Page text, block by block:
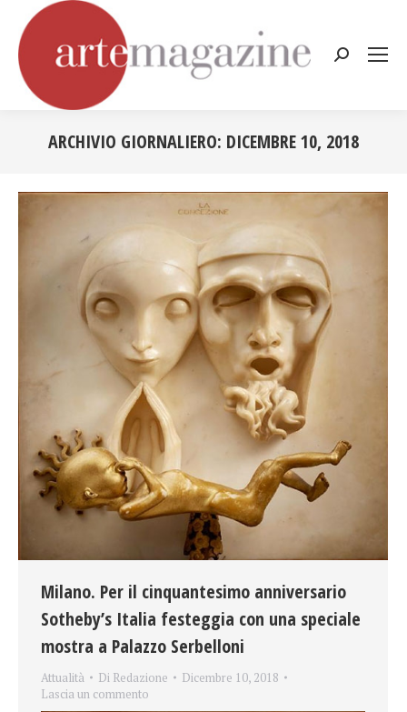
Cerca:
ARCHIVIO GIORNALIERO: DICEMBRE 10, 2018
Milano. Per il cinquantesimo anniversario
Sotheby’s Italia festeggia con una speciale
mostra a Palazzo Serbelloni
Attualità Di Redazione
Dicembre 10, 2018
Lascia un commento